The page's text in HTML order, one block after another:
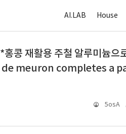
AI.LAB House
*홍콩 재활용 주철 알루미늄
de meuron completes a
5osA